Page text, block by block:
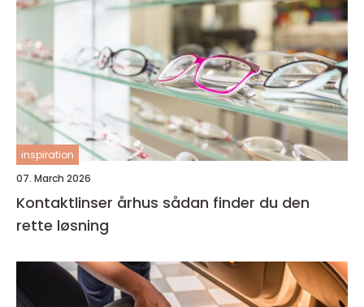
inspiration
07. March 2026
Kontaktlinser århus sådan finder du den
rette løsning